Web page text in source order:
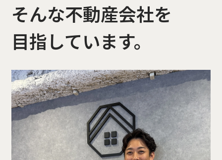
そんな不動産会社を
目指しています。